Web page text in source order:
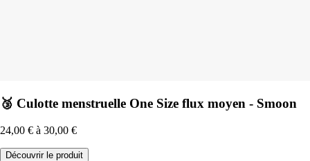
🥉 Culotte menstruelle One Size flux moyen - Smoon
24,00 € à 30,00 €
Découvrir le produit